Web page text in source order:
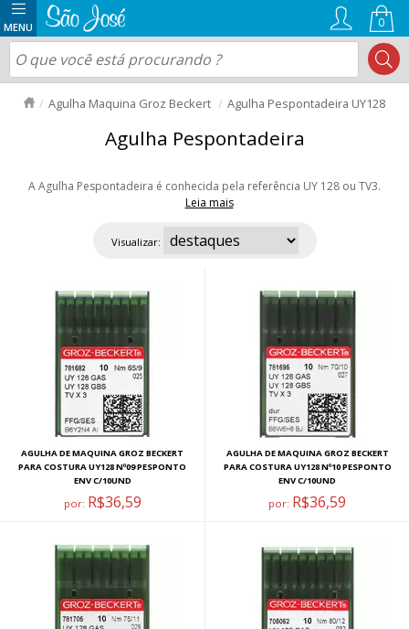
0
Agulha Maquina Groz Beckert Agulha Pespontadeira UY128
Agulha Pespontadeira
A Agulha Pespontadeira é conhecida pela referência UY 128 ou TV3.
Leia mais
a Groz Beckert, produto de excelente qualidade importado da Alemanha.
Indicada para fazer pesponto em tecidos pesados. Aproveite nossas
Visualizar:
AGULHA DE MAQUINA GROZ BECKERT
PARA COSTURA UY128 Nº09 PESPONTO
ENV C/10UND
por: R$36,59
AGULHA DE MAQUINA GROZ BECKERT
PARA COSTURA UY128 Nº10 PESPONTO
ENV C/10UND
por: R$36,59